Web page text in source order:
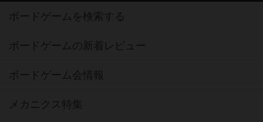
ボードゲームを検索する
ボードゲームの新着レビュー
ボードゲーム会情報
メカニクス特集